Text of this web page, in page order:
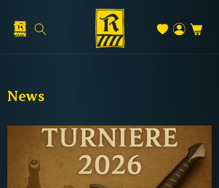
Inhalt
Warenkorb
News
Versand & Lieferung
Kostenloser Versand